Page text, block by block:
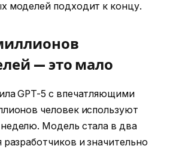
моделей подходит к концу.
— это мало
GPT-5 с впечатляющими
человек используют
Модель стала в два
и значительно